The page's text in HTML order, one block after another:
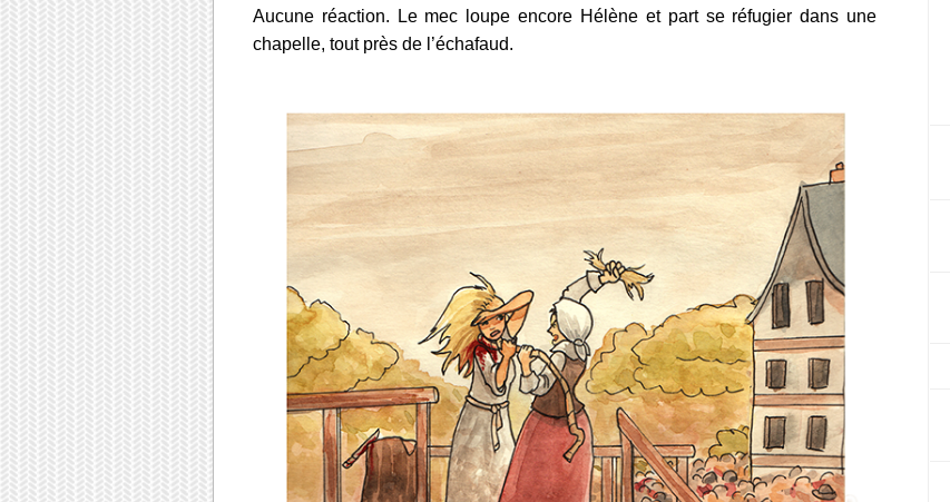
Aucune réaction. Le mec loupe encore Hélène et part se réfugier dans une
chapelle, tout près de l’échafaud.